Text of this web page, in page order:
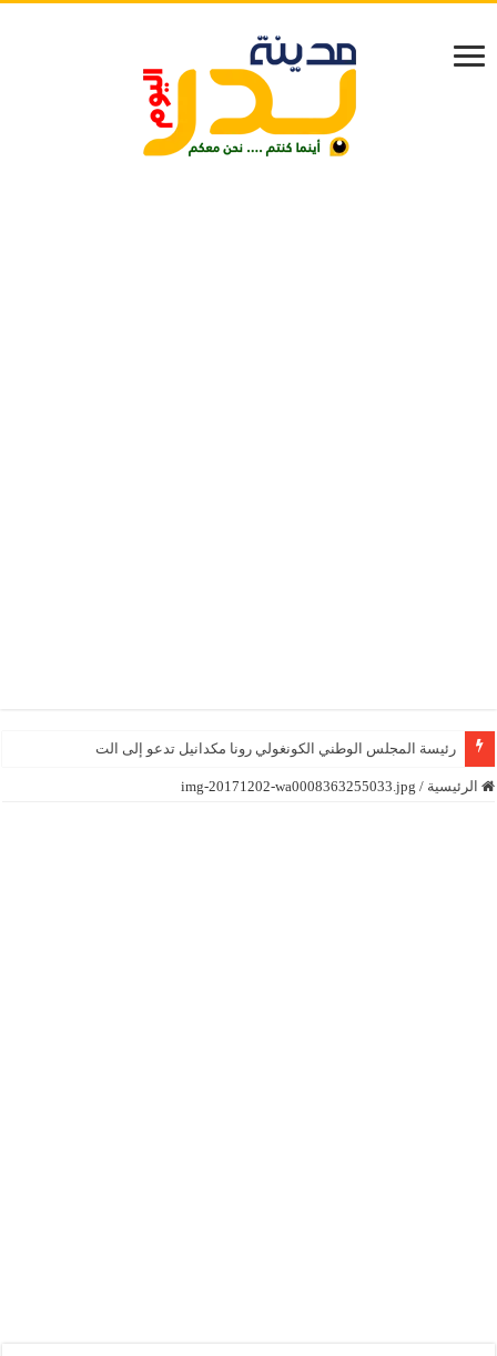
رئيسة المجلس الوطني الكونغولي رونا مكدانيل تدعو إلى التحلي بالصبر ح
الرئيسية /
img-20171202-wa0008363255033.jpg